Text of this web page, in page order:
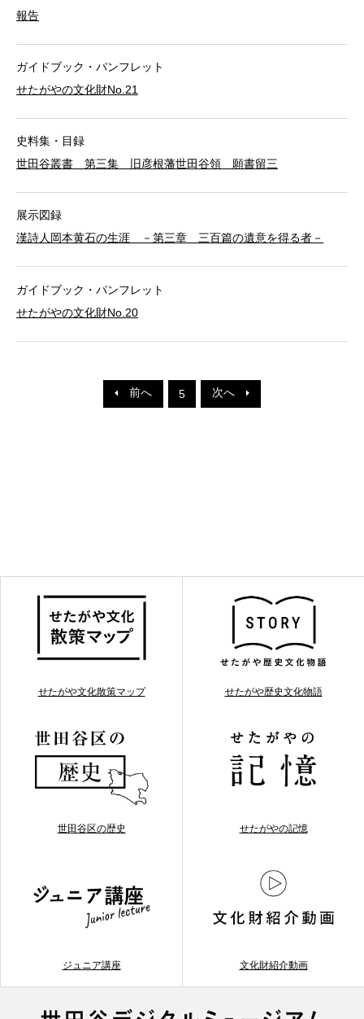
報告
ガイドブック・パンフレット
せたがやの文化財No.21
史料集・目録
世田谷叢書 第三集 旧彦根藩世田谷領 願書留三
展示図録
漢詩人岡本黄石の生涯 －第三章 三百篇の遺意を得る者－
ガイドブック・パンフレット
せたがやの文化財No.20
前へ 5 次へ
せたがや文化散策マップ せたがや歴史文化物語
世田谷区の歴史 せたがやの記憶
ジュニア講座 文化財紹介動画